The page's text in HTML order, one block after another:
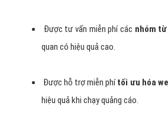
Được tư vấn miễn phí các nhóm
quan có hiệu quả cao.
Được hỗ trợ miễn phítối ưu hóa
hiệu quả khi chạy quảng cáo.